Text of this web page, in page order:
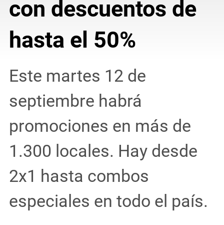
con descuentos de
hasta el 50%
Este martes 12 de
septiembre habrá
promociones en más de
1.300 locales. Hay desde
2x1 hasta combos
especiales en todo el país.